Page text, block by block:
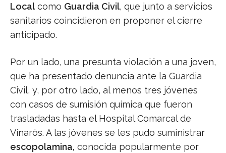
Localcomo Guardia Civil, que junto a servicios
sanitarios coincidieron en proponer el cierre
anticipado.
Por un lado, una presunta violación a una joven,
que ha presentado denuncia ante la Guardia
Civil, y, por otro lado, al menos tres jóvenes
con casos de sumisión química que fueron
trasladadas hasta el Hospital Comarcal de
Vinaròs. A las jóvenes se les pudo suministrar
escopolamina, conocida popularmente por